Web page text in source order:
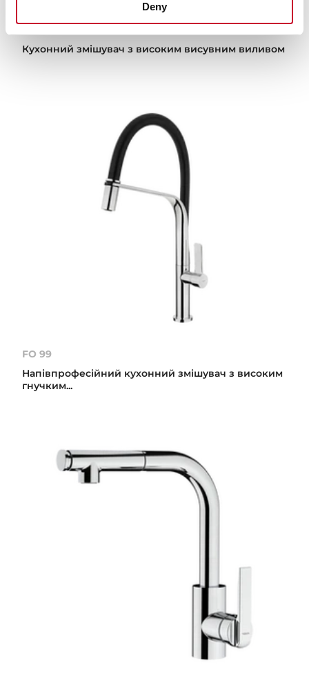
Deny
Кухонний змішувач з високим висувним виливом
FO 99
Напівпрофесійний кухонний змішувач з високим
гнучким...